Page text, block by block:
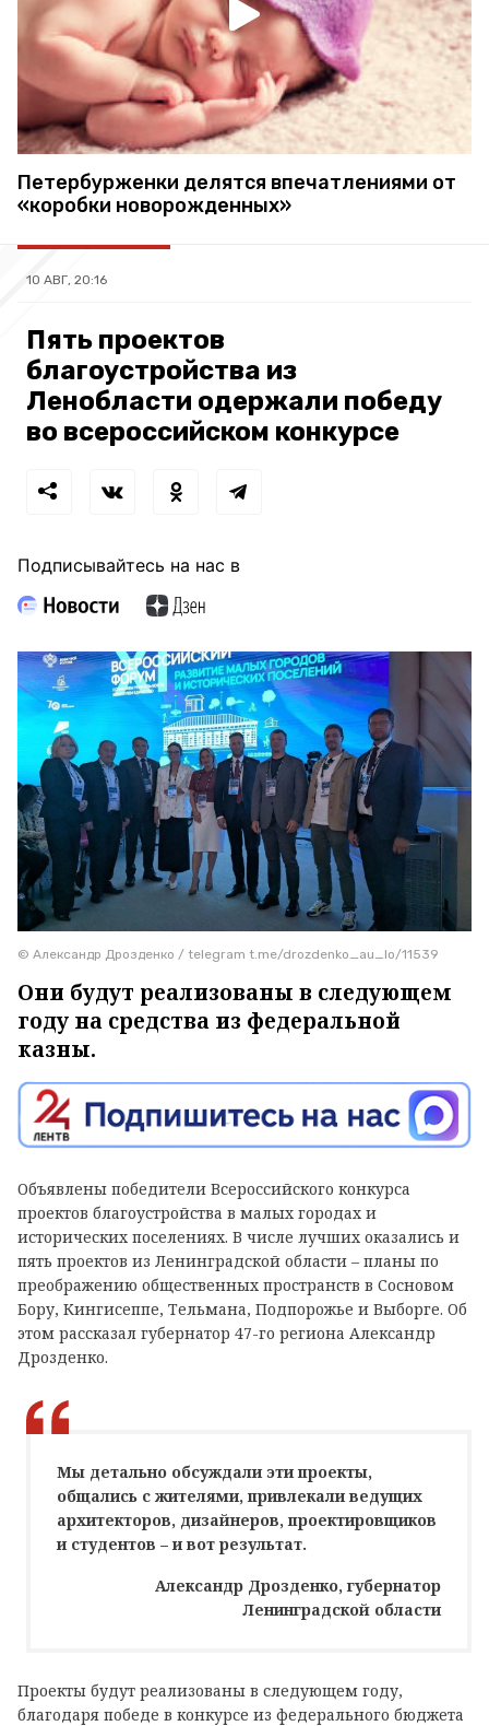
Петербурженки делятся впечатлениями от
«коробки новорожденных»
10 АВГ, 20:16
Пять проектов
благоустройства из
Ленобласти одержали победу
во всероссийском конкурсе
Подписывайтесь на нас в
© Александр Дрозденко / telegram t.me/drozdenko_au_lo/11539
Они будут реализованы в следующем
году на средства из федеральной
казны.
Объявлены победители Всероссийского конкурса
проектов благоустройства в малых городах и
исторических поселениях. В числе лучших оказались и
пять проектов из Ленинградской области – планы по
преображению общественных пространств в Сосновом
Бору, Кингисеппе, Тельмана, Подпорожье и Выборге. Об
этом рассказал губернатор 47-го региона Александр
Дрозденко.
Мы детально обсуждали эти проекты,
общались с жителями, привлекали ведущих
архитекторов, дизайнеров, проектировщиков
и студентов – и вот результат.
Александр Дрозденко, губернатор
Ленинградской области
Проекты будут реализованы в следующем году,
благодаря победе в конкурсе из федерального бюджета